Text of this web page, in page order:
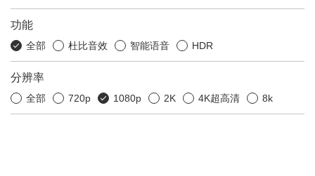
功能
全部 杜比音效 智能语音 HDR
分辨率
全部 720p 1080p 2K 4K超高清 8k